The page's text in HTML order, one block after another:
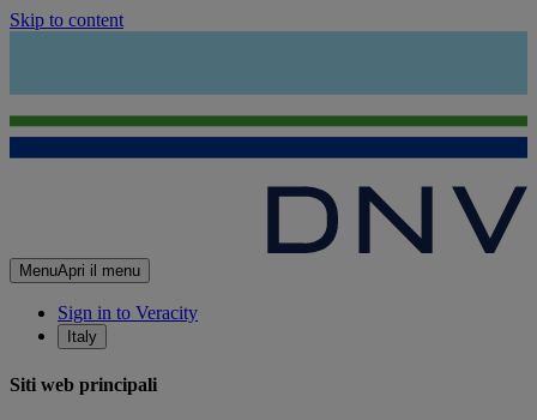
Skip to content
MenuApri il menu
Sign in to Veracity
Italy
Siti web principali